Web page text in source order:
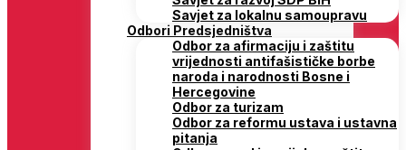
Savjet za lokalnu samoupravu
Odbori Predsjedništva
Odbor za afirmaciju i zaštitu
vrijednosti antifašističke borbe
naroda i narodnosti Bosne i
Hercegovine
Odbor za turizam
Odbor za reformu ustava i ustavna
pitanja